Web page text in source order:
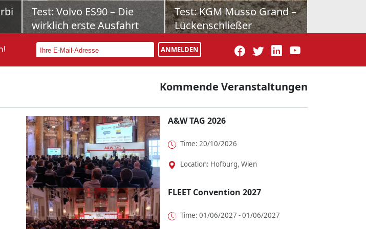
Schon gefahren: Mercedes
VLE
bis zu acht Personen und Business-
Class-Komfort: Der neue Mercedes
Schon gefahren: Farizon
V7E
Tochter Farizon nun den V7E nach
Österreich. Vollelektrisch natürlich,
ANMELDEN
Kommende Veranstaltungen
A&W TAG 2026
Time: 20/10/2026
Location: Hofburg, Wien
FLEET Convention 2027
Time: 01/06/2027 - 01/06/2027